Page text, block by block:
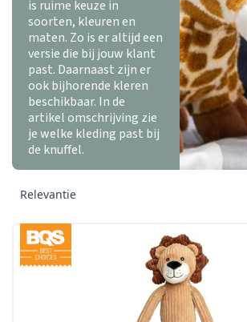
is ruime keuze in
soorten, kleuren en
maten. Zo is er altijd een
versie die bij jouw klant
past. Daarnaast zijn er
ook bijhorende kleren
beschikbaar. In de
artikel omschrijving zie
je welke kleding past bij
de knuffel.